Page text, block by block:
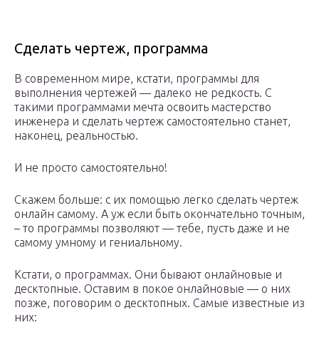
Сделать чертеж, программа
В современном мире, кстати, программы для
выполнения чертежей — далеко не редкость. С
такими программами мечта освоить мастерство
инженера и сделать чертеж самостоятельно станет,
наконец, реальностью.
И не просто самостоятельно!
Скажем больше: с их помощью легко сделать чертеж
онлайн самому. А уж если быть окончательно точным,
– то программы позволяют — тебе, пусть даже и не
самому умному и гениальному.
Кстати, о программах. Они бывают онлайновые и
десктопные. Оставим в покое онлайновые — о них
позже, поговорим о десктопных. Самые известные из
них: